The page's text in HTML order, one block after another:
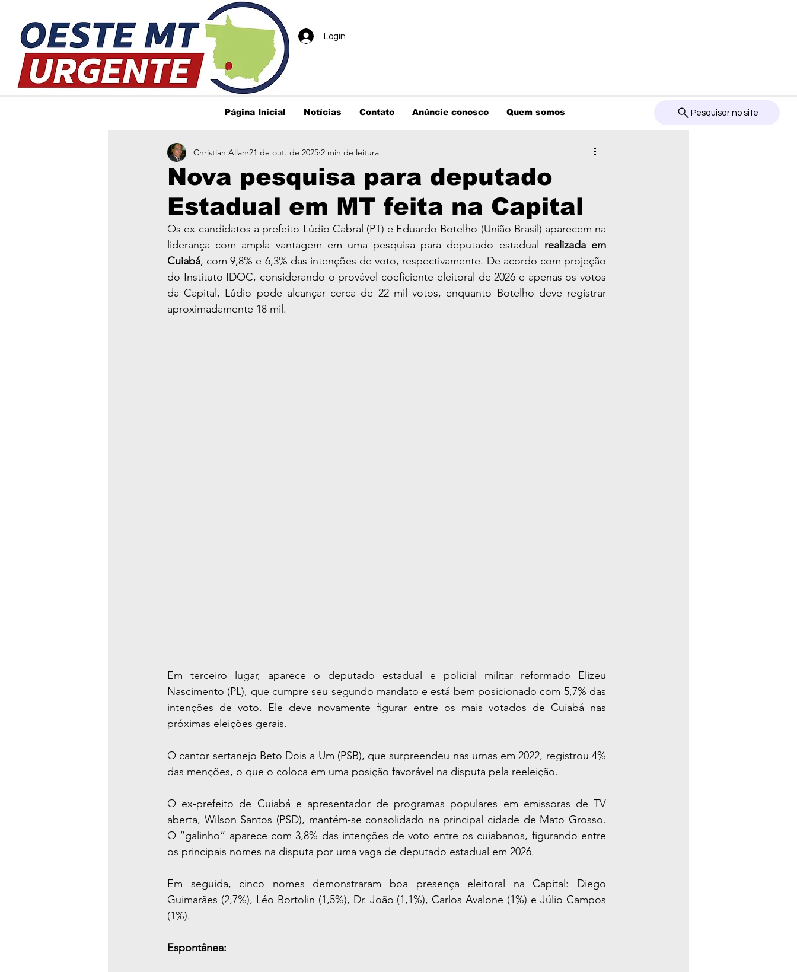
Login
Página Inicial Notícias Contato Anúncie conosco Quem somos Pesquisar no site
Nova pesquisa para deputado
Estadual em MT feita na Capital
Christian Allan 21 de out. de 2025 2 min de leitura
Os ex-candidatos a prefeito Lúdio Cabral (PT) e Eduardo Botelho (União Brasil) aparecem na
liderança com ampla vantagem em uma pesquisa para deputado estadual realizada em
Cuiabá, com 9,8% e 6,3% das intenções de voto, respectivamente. De acordo com projeção
do Instituto IDOC, considerando o provável coeficiente eleitoral de 2026 e apenas os votos
da Capital, Lúdio pode alcançar cerca de 22 mil votos, enquanto Botelho deve registrar
aproximadamente 18 mil.
Em terceiro lugar, aparece o deputado estadual e policial militar reformado Elizeu
Nascimento (PL), que cumpre seu segundo mandato e está bem posicionado com 5,7% das
intenções de voto. Ele deve novamente figurar entre os mais votados de Cuiabá nas
próximas eleições gerais.
O cantor sertanejo Beto Dois a Um (PSB), que surpreendeu nas urnas em 2022, registrou 4%
das menções, o que o coloca em uma posição favorável na disputa pela reeleição.
O ex-prefeito de Cuiabá e apresentador de programas populares em emissoras de TV
aberta, Wilson Santos (PSD), mantém-se consolidado na principal cidade de Mato Grosso.
O “galinho” aparece com 3,8% das intenções de voto entre os cuiabanos, figurando entre
os principais nomes na disputa por uma vaga de deputado estadual em 2026.
Em seguida, cinco nomes demonstraram boa presença eleitoral na Capital: Diego
Guimarães (2,7%), Léo Bortolin (1,5%), Dr. João (1,1%), Carlos Avalone (1%) e Júlio Campos
(1%).
Espontânea: